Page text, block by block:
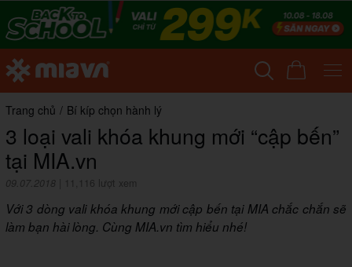
Trang chủ / Bí kíp chọn hành lý
3 loại vali khóa khung mới “cập bến”
tại MIA.vn
09.07.2018 11,116 lượt xem
Với 3 dòng vali khóa khung mới cập bến tại MIA chắc chắn sẽ
làm bạn hài lòng. Cùng MIA.vn tìm hiểu nhé!